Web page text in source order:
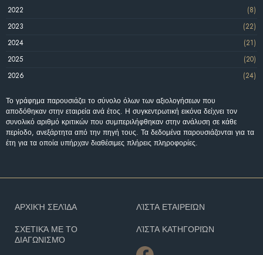
2022
(8)
2023
(22)
2024
(21)
2025
(20)
2026
(24)
Το γράφημα παρουσιάζει το σύνολο όλων των αξιολογήσεων που
αποδόθηκαν στην εταιρεία ανά έτος. Η συγκεντρωτική εικόνα δείχνει τον
συνολικό αριθμό κριτικών που συμπεριλήφθηκαν στην ανάλυση σε κάθε
περίοδο, ανεξάρτητα από την πηγή τους. Τα δεδομένα παρουσιάζονται για τα
έτη για τα οποία υπήρχαν διαθέσιμες πλήρεις πληροφορίες.
ΑΡΧΙΚΉ ΣΕΛΊΔΑ
ΣΧΕΤΙΚΆ ΜΕ ΤΟ
ΔΙΑΓΩΝΙΣΜΌ
ΛΊΣΤΑ ΕΤΑΙΡΕΙΏΝ
ΛΊΣΤΑ ΚΑΤΗΓΟΡΙΏΝ